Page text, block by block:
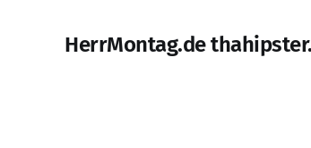
HerrMontag.de